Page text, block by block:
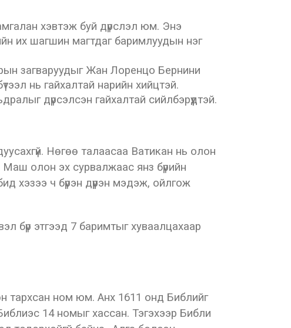
хэвтэж буй дүрслэл юм. Энэ
их шагшин магтдаг баримлуудын нэг
загваруудыг Жан Лоренцо Бернини
нь гайхалтай нарийн хийцтэй.
дүрсэлсэн гайхалтай сийлбэрүүдтэй.
Нөгөө талаасаа Ватикан нь олон
олон эх сурвалжаас янз бүрийн
хэзээ ч бүрэн дүүрэн мэдэж, ойлгож
бүр этгээд 7 баримтыг хуваалцахаар
тархсан ном юм. Анх 1611 онд Библийг
14 номыг хассан. Тэгэхээр Библи